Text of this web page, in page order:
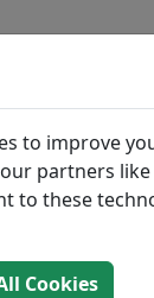
BLOG
2025)
to improve
partners like
to these
Cookies